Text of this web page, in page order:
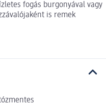
fogás burgonyával vagy
is remek